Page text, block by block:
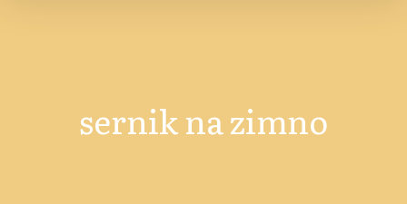
sernik na zimno